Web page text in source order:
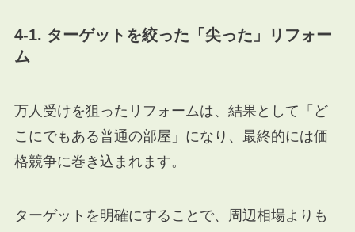
4-1. ターゲットを絞った「尖った」リフォー
ム
万人受けを狙ったリフォームは、結果として「ど
こにでもある普通の部屋」になり、最終的には価
格競争に巻き込まれます。
ターゲットを明確にすることで、周辺相場よりも